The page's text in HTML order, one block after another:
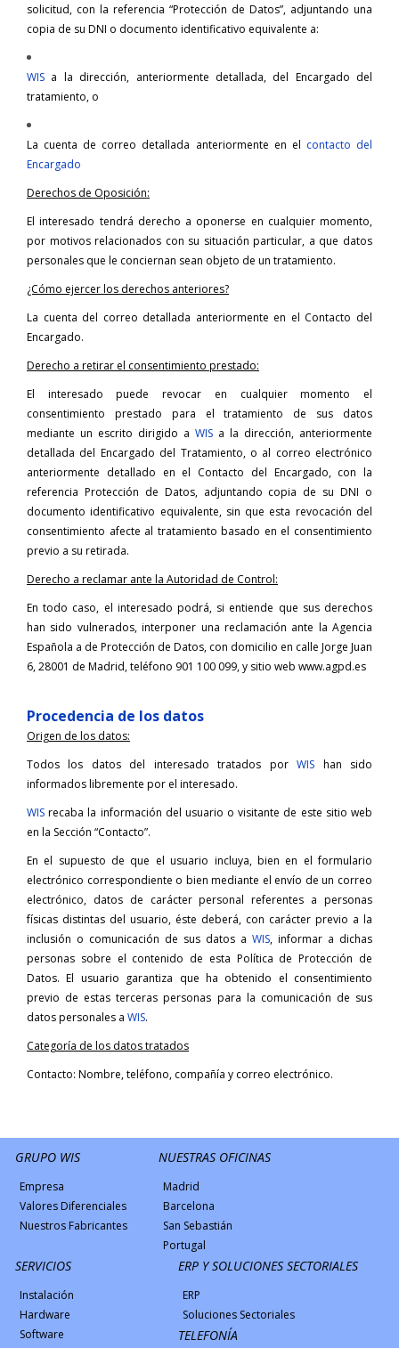
solicitud, con la referencia “Protección de Datos”, adjuntando una
copia de su DNI o documento identificativo equivalente a:
WIS a la dirección, anteriormente detallada, del Encargado del
tratamiento, o
La cuenta de correo detallada anteriormente en el contacto del
Encargado
Derechos de Oposición:
El interesado tendrá derecho a oponerse en cualquier momento,
por motivos relacionados con su situación particular, a que datos
personales que le conciernan sean objeto de un tratamiento.
¿Cómo ejercer los derechos anteriores?
La cuenta del correo detallada anteriormente en el Contacto del
Encargado.
Derecho a retirar el consentimiento prestado:
El interesado puede revocar en cualquier momento el
consentimiento prestado para el tratamiento de sus datos
mediante un escrito dirigido a WIS a la dirección, anteriormente
detallada del Encargado del Tratamiento, o al correo electrónico
anteriormente detallado en el Contacto del Encargado, con la
referencia Protección de Datos, adjuntando copia de su DNI o
documento identificativo equivalente, sin que esta revocación del
consentimiento afecte al tratamiento basado en el consentimiento
previo a su retirada.
Derecho a reclamar ante la Autoridad de Control:
En todo caso, el interesado podrá, si entiende que sus derechos
han sido vulnerados, interponer una reclamación ante la Agencia
Española a de Protección de Datos, con domicilio en calle Jorge Juan
6, 28001 de Madrid, teléfono 901 100 099, y sitio web www.agpd.es
Procedencia de los datos
Origen de los datos:
Todos los datos del interesado tratados porWIS han sido
informados libremente por el interesado.
WIS recaba la información del usuario o visitante de este sitio web
en la Sección “Contacto”.
En el supuesto de que el usuario incluya, bien en el formulario
electrónico correspondiente o bien mediante el envío de un correo
electrónico, datos de carácter personal referentes a personas
físicas distintas del usuario, éste deberá, con carácter previo a la
inclusión o comunicación de sus datos a WIS, informar a dichas
personas sobre el contenido de esta Política de Protección de
Datos. El usuario garantiza que ha obtenido el consentimiento
previo de estas terceras personas para la comunicación de sus
datos personales a WIS.
Categoría de los datos tratados
Contacto: Nombre, teléfono, compañía y correo electrónico.
GRUPO WIS
Empresa
Valores Diferenciales
Nuestros Fabricantes
NUESTRAS OFICINAS
Madrid
Barcelona
San Sebastián
Portugal
SERVICIOS
Instalación
Hardware
Software
ERP Y SOLUCIONES SECTORIALES
ERP
Soluciones Sectoriales
TELEFONÍA